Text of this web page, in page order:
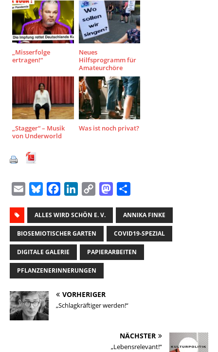
„Misserfolge
ertragen!“
Neues
Hilfsprogramm für
Amateurchöre
„Stagger“ – Musik
von Underworld
Was ist noch privat?
i
l
u
e
s
k
y
c
e
b
o
o
n
k
e
I
p
y
L
i
n
M
t
o
d
i
l
e
n
ALLES WIRD SCHÖN E. V. ANNIKA FINKE
BIOSEMIOTISCHER GARTEN COVID19-SPEZIAL
DIGITALE GALERIE PAPIERARBEITEN
PFLANZENERINNERUNGEN
VORHERIGER
„Schlagkräftiger werden!“
NÄCHSTER
„Lebensrelevant!“